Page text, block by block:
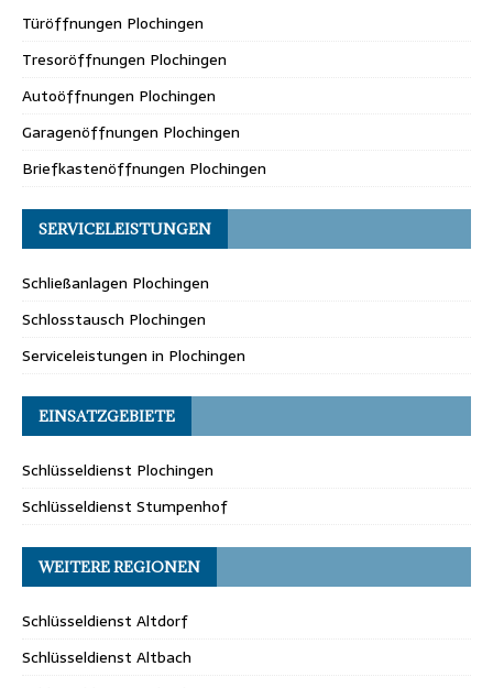
Türöffnungen Plochingen
Tresoröffnungen Plochingen
Autoöffnungen Plochingen
Garagenöffnungen Plochingen
Briefkastenöffnungen Plochingen
SERVICELEISTUNGEN
Schließanlagen Plochingen
Schlosstausch Plochingen
Serviceleistungen in Plochingen
EINSATZGEBIETE
Schlüsseldienst Plochingen
Schlüsseldienst Stumpenhof
WEITERE REGIONEN
Schlüsseldienst Altdorf
Schlüsseldienst Altbach